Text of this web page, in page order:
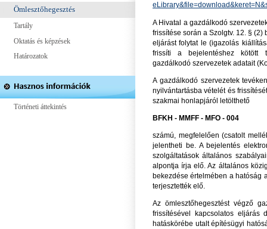
Ömlesztőhegesztés
Tartály
Oktatás és képzések
Határozatok
Történeti áttekintés
A Hivatal a gazdálkodó
frissítése során a Szolgtv. 12. §
eljárást folytat le (igazolás
frissíti a bejelentéshez kötött
gazdálkodó szervezetek adatait
A gazdálkodó szervezetek
nyilvántartásba vételét és
szakmai honlapjáról letölthető
BFKH - MMFF - MFO - 004
számú, megfelelően (csatolt
jelentheti be. A bejelentés
szolgáltatások általános
alpontja írja elő. Az általános
bekezdése értelmében a hatóság
terjesztették elő.
Az ömlesztőhegesztést végző
frissítésével kapcsolatos eljárás
hatáskörébe utalt építésügyi